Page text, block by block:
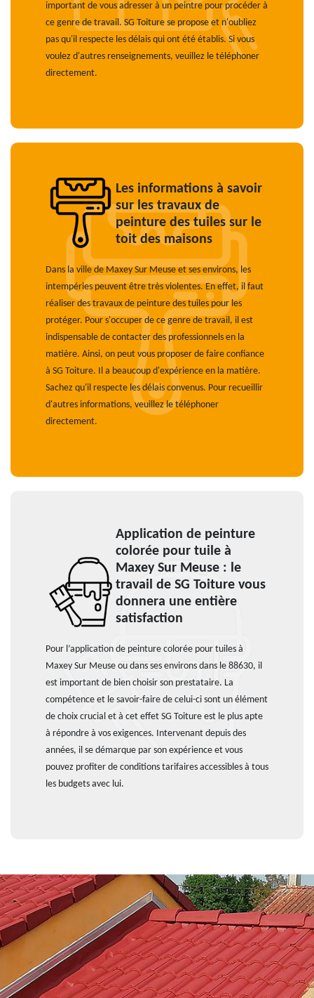
important de vous adresser à un peintre pour procéder à
ce genre de travail. SG Toiture se propose et n'oubliez
pas qu'il respecte les délais qui ont été établis. Si vous
voulez d'autres renseignements, veuillez le téléphoner
directement.
Les informations à savoir
sur les travaux de
peinture des tuiles sur le
toit des maisons
Dans la ville de Maxey Sur Meuse et ses environs, les
intempéries peuvent être très violentes. En effet, il faut
réaliser des travaux de peinture des tuiles pour les
protéger. Pour s'occuper de ce genre de travail, il est
indispensable de contacter des professionnels en la
matière. Ainsi, on peut vous proposer de faire confiance
à SG Toiture. Il a beaucoup d'expérience en la matière.
Sachez qu'il respecte les délais convenus. Pour recueillir
d'autres informations, veuillez le téléphoner
directement.
Application de peinture
colorée pour tuile à
Maxey Sur Meuse : le
travail de SG Toiture vous
donnera une entière
satisfaction
Pour l’application de peinture colorée pour tuiles à
Maxey Sur Meuse ou dans ses environs dans le 88630, il
est important de bien choisir son prestataire. La
compétence et le savoir-faire de celui-ci sont un élément
de choix crucial et à cet effet SG Toiture est le plus apte
à répondre à vos exigences. Intervenant depuis des
années, il se démarque par son expérience et vous
pouvez profiter de conditions tarifaires accessibles à tous
les budgets avec lui.